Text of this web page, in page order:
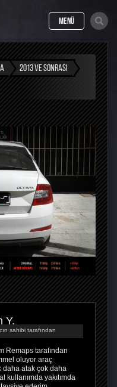
MENÜ
2013 VE SONRASI
Y.
sahibi tarafından
Remaps tarafından
oluyor araç
daha atak çok daha
kullanımda yakıtımda